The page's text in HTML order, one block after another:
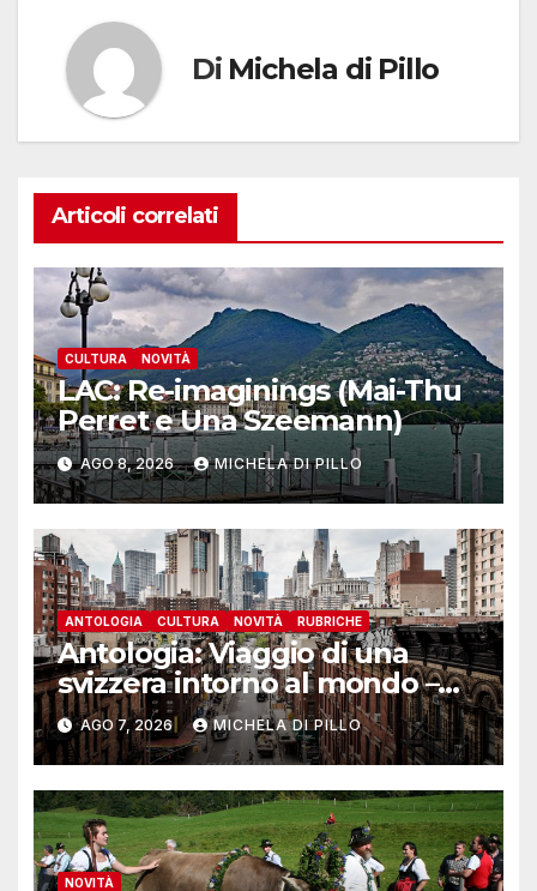
Di Michela di Pillo
Articoli correlati
CULTURA NOVITÀ
LAC: Re-imaginings (Mai-Thu
Perret e Una Szeemann)
AGO 8, 2026 MICHELA DI PILLO
ANTOLOGIA CULTURA NOVITÀ RUBRICHE
Antologia: Viaggio di una
svizzera intorno al mondo –
Yosemite
AGO 7, 2026 MICHELA DI PILLO
NOVITÀ